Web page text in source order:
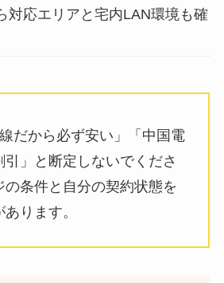
対応エリアと宅内LAN環境も確
だから必ず安い」「中国電
引」と断定しないでくださ
の条件と自分の契約状態を
ります。